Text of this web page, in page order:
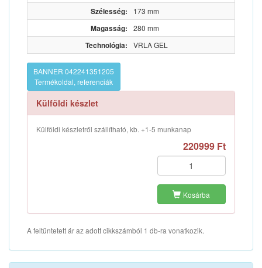
Szélesség: 173 mm
Magasság: 280 mm
Technológia: VRLA GEL
BANNER 042241351205
Termékoldal, referenciák
Külföldi készlet
Külföldi készletről szállítható, kb. +1-5 munkanap
220999 Ft
Kosárba
A feltüntetett ár az adott cikkszámból 1 db-ra vonatkozik.